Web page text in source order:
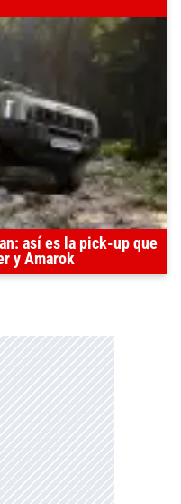
así es la pick-up que
y Amarok